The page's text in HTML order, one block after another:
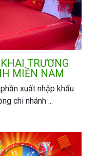
TRƯƠNG
MIỀN NAM
xuất nhập khẩu
chi nhánh ...